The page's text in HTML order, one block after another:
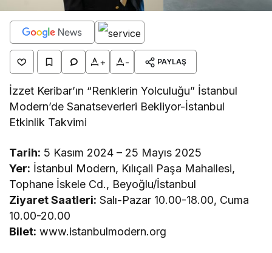
+ - PAYLAŞ
İzzet Keribar’ın “Renklerin Yolculuğu” İstanbul
Modern’de Sanatseverleri Bekliyor-İstanbul
Etkinlik Takvimi
Tarih: 5 Kasım 2024 – 25 Mayıs 2025
Yer: İstanbul Modern, Kılıçali Paşa Mahallesi,
Tophane İskele Cd., Beyoğlu/İstanbul
Ziyaret Saatleri: Salı-Pazar 10.00-18.00, Cuma
10.00-20.00
Bilet: www.istanbulmodern.org